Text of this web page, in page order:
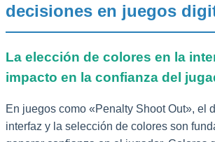
decisiones en juegos
La elección de colores en la
impacto en la confianza del
En juegos como «Penalty Shoot Out», el
interfaz y la selección de colores son